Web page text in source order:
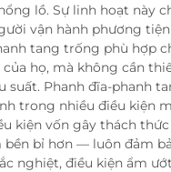
lồ. Sự linh hoạt này
vận hành phương
tang trống phù hợp
của họ, mà không cần
suất. Phanh đĩa-phanh
trong nhiều điều kiện
kiện vốn gây thách
bỉ hơn — luôn đảm
nghiệt, điều kiện ẩm